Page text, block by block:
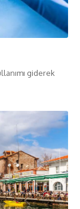
giderek